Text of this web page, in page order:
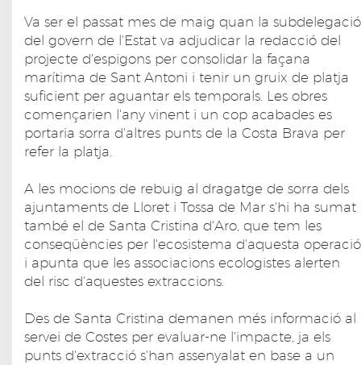
Va ser el passat mes de maig quan la subdelegació
del govern de l'Estat va adjudicar la redacció del
projecte d'espigons per consolidar la façana
marítima de Sant Antoni i tenir un gruix de platja
suficient per aguantar els temporals. Les obres
començarien l'any vinent i un cop acabades es
portaria sorra d'altres punts de la Costa Brava per
refer la platja.
A les mocions de rebuig al dragatge de sorra dels
ajuntaments de Lloret i Tossa de Mar s'hi ha sumat
també el de Santa Cristina d'Aro, que tem les
conseqüències per l'ecosistema d'aquesta operació
i apunta que les associacions ecologistes alerten
del risc d'aquestes extraccions.
Des de Santa Cristina demanen més informació al
servei de Costes per evaluar-ne l'impacte, ja els
punts d'extracció s'han assenyalat en base a un